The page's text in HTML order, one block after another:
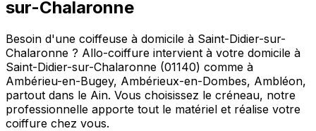
sur-Chalaronne
Besoin d'une coiffeuse à domicile à Saint-Didier-sur-
Chalaronne ? Allo-coiffure intervient à votre domicile à
Saint-Didier-sur-Chalaronne (01140) comme à
Ambérieu-en-Bugey, Ambérieux-en-Dombes, Ambléon,
partout dans le Ain. Vous choisissez le créneau, notre
professionnelle apporte tout le matériel et réalise votre
coiffure chez vous.